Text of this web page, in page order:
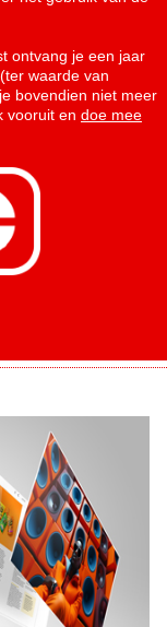
ontvang je een jaar
waarde van
bovendien niet meer
vooruit en doe mee